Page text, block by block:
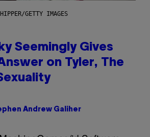
GETTY IMAGES
Seemingly Gives
on Tyler, The
Andrew Galiher